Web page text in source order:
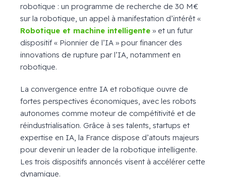
robotique : un programme de recherche de 30 M€
sur la robotique, un appel à manifestation d’intérêt «
Robotique et machine intelligente » et un futur
dispositif « Pionnier de l’IA » pour financer des
innovations de rupture par l’IA, notamment en
robotique.
La convergence entre IA et robotique ouvre de
fortes perspectives économiques, avec les robots
autonomes comme moteur de compétitivité et de
réindustrialisation. Grâce à ses talents, startups et
expertise en IA, la France dispose d’atouts majeurs
pour devenir un leader de la robotique intelligente.
Les trois dispositifs annoncés visent à accélérer cette
dynamique.